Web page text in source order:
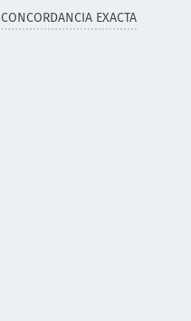
CONCORDANCIA EXACTA